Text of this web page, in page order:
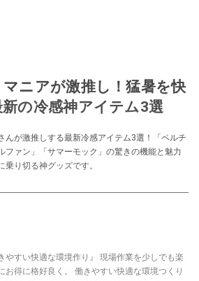
マニアが激推し！猛暑を快
の冷感神アイテム3選
んが激推しする最新冷感アイテム3選！「ペルチ
ファン」「サマーモック」の驚きの機能と魅力
り切る神グッズです。
環境作り』 現場作業を少しでも楽
お得に格好良く。 働きやすい快適な環境つくり